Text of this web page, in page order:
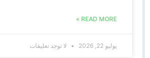
READ MORE »
يوليو 22, 2026 لا توجد تعليقات